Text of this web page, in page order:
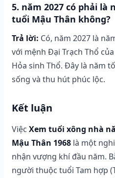
5. năm 2027 có phải
tuổi Mậu Thân không?
Trả lời: Có, năm 2027 là
với mệnh Đại Trạch Thổ
Hỏa sinh Thổ. Đây là năm
sống và thu hút phúc lộc.
Kết luận
Việc Xem tuổi xông nhà
Mậu Thân 1968 là một
nhận vượng khí đầu năm.
người thuộc tuổi Tam hợp